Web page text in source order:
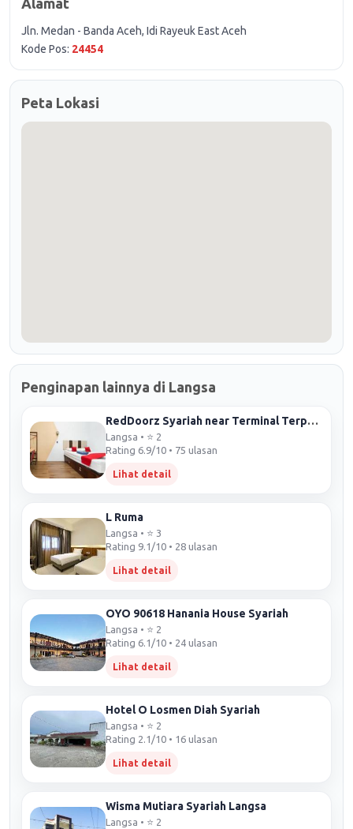
Alamat
Jln. Medan - Banda Aceh, Idi Rayeuk East Aceh
Kode Pos: 24454
Peta Lokasi
Penginapan lainnya di Langsa
RedDoorz Syariah near Terminal Terpadu Langsa
Langsa • ⭐ 2
Rating 6.9/10 • 75 ulasan
Lihat detail
L Ruma
Langsa • ⭐ 3
Rating 9.1/10 • 28 ulasan
Lihat detail
OYO 90618 Hanania House Syariah
Langsa • ⭐ 2
Rating 6.1/10 • 24 ulasan
Lihat detail
Hotel O Losmen Diah Syariah
Langsa • ⭐ 2
Rating 2.1/10 • 16 ulasan
Lihat detail
Wisma Mutiara Syariah Langsa
Langsa • ⭐ 2